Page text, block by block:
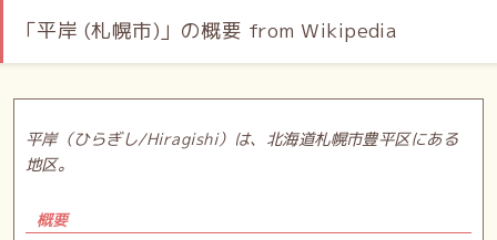
「平岸 (札幌市)」の概要 from Wikipedia
平岸（ひらぎし/Hiragishi）は、北海道札幌市豊平区にある
地区。
概要